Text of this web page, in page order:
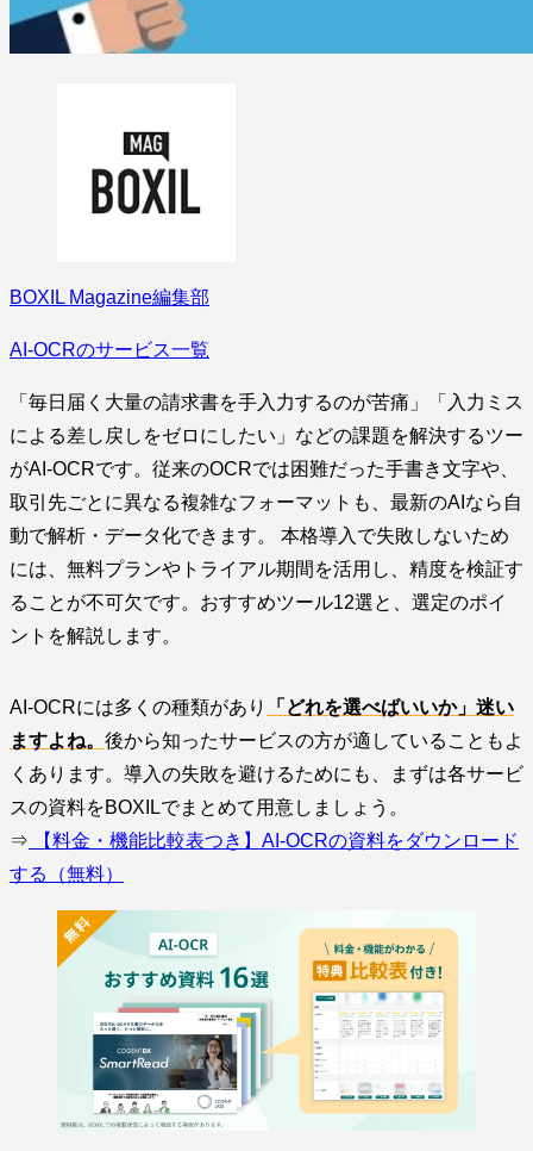
BOXIL Magazine編集部
AI-OCRのサービス一覧
「毎日届く大量の請求書を手入力するのが苦痛」「入力ミス
による差し戻しをゼロにしたい」などの課題を解決するツー
がAI-OCRです。従来のOCRでは困難だった手書き文字や、
取引先ごとに異なる複雑なフォーマットも、最新のAIなら自
動で解析・データ化できます。 本格導入で失敗しないため
には、無料プランやトライアル期間を活用し、精度を検証す
ることが不可欠です。おすすめツール12選と、選定のポイ
ントを解説します。
AI-OCRには多くの種類があり
「どれを選べばいいか」迷い
ますよね。 後から知ったサービスの方が適していることもよ
くあります。導入の失敗を避けるためにも、まずは各サービ
スの資料をBOXILでまとめて用意しましょう。
⇒ 【料金・機能比較表つき】AI-OCRの資料をダウンロード
する（無料）